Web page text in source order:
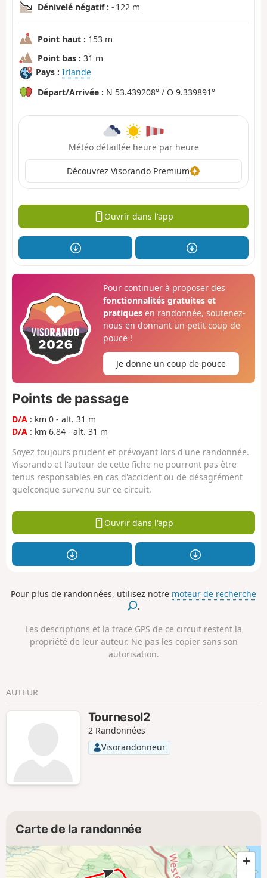
Dénivelé négatif : - 122 m
Point haut : 153 m
Point bas : 31 m
Pays : Irlande
Départ/Arrivée : N 53.439208° / O 9.339891°
Météo détaillée heure par heure
Découvrez Visorando Premium
Ouvrir dans l'app
Pour continuer à proposer des
fonctionnalités gratuites et
pratiquesen randonnée, soutenez-
nous en donnant un petit coup de
pouce !
Je donne un coup de pouce
Points de passage
D/A : km 0 - alt. 31 m
D/A : km 6.84 - alt. 31 m
Soyez toujours prudent et prévoyant lors d'une randonnée.
Visorando et l'auteur de cette fiche ne pourront pas être
tenus responsables en cas d'accident ou de désagrément
quelconque survenu sur ce circuit.
Ouvrir dans l'app
Pour plus de randonnées, utilisez notre moteur de recherche
.
Les descriptions et la trace GPS de ce circuit restent la
propriété de leur auteur. Ne pas les copier sans son
autorisation.
AUTEUR
Tournesol2
2 Randonnées
Visorandonneur
Carte de la randonnée